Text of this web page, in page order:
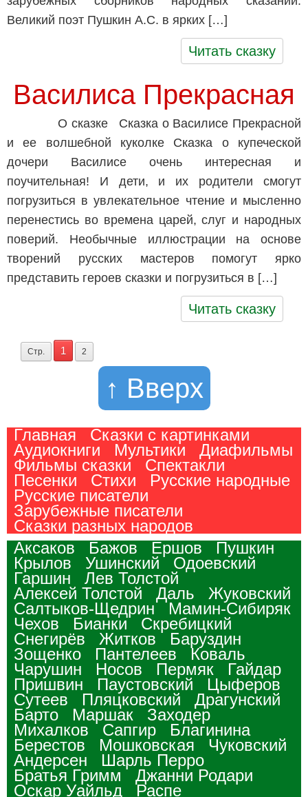
Великий поэт Пушкин А.С. в ярких […]
Читать сказку
Василиса Прекрасная
О сказке Сказка о Василисе Прекрасной
и ее волшебной куколке Сказка о купеческой
дочери Василисе очень интересная и
поучительная! И дети, и их родители смогут
погрузиться в увлекательное чтение и мысленно
перенестись во времена царей, слуг и народных
поверий. Необычные иллюстрации на основе
творений русских мастеров помогут ярко
представить героев сказки и погрузиться в […]
Читать сказку
Стр. 1 2
↑ Вверх
Главная
Сказки с картинками
Аудиокниги
Мультики
Диафильмы
Фильмы сказки
Спектакли
Песенки
Стихи
Русские народные
Русские писатели
Зарубежные писатели
Сказки разных народов
Аксаков
Бажов Ершов
Пушкин
Крылов
Ушинский
Одоевский
Гаршин
Лев Толстой
Алексей Толстой
Даль
Жуковский
Салтыков-Щедрин
Мамин-Сибиряк
Чехов
Бианки
Скребицкий
Снегирёв
Житков
Баруздин
Зощенко
Пантелеев
Коваль
Чарушин
Носов Пермяк
Гайдар
Пришвин
Паустовский
Цыферов
Сутеев
Пляцковский
Драгунский
Барто
Маршак
Заходер
Михалков
Сапгир
Благинина
Берестов
Мошковская
Чуковский
Андерсен
Шарль Перро
Братья Гримм
Джанни Родари
Оскар Уайльд
Распе